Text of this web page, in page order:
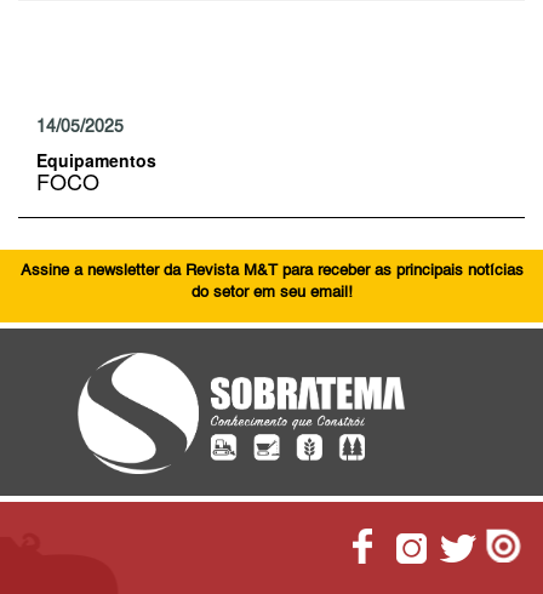
14/05/2025
Equipamentos
FOCO
Assine a newsletter da Revista M&T para receber as principais notícias
do setor em seu email!